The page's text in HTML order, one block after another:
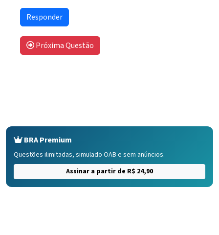
Próxima Questão
BRA Premium
Questões ilimitadas, simulado OAB e sem anúncios.
Assinar a partir de R$ 24,90